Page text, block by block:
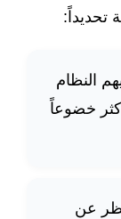
تحديداً:
النظام
الاكثر خضوعاً
عن